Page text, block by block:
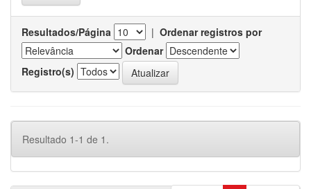
Resultados/Página | Ordenar registros por
Ordenar
Registro(s)
Resultado 1-1 de 1.